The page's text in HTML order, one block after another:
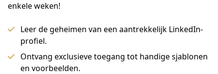
enkele weken!
Leer de geheimen van een aantrekkelijk LinkedIn-
profiel.
Ontvang exclusieve toegang tot handige sjablonen
en voorbeelden.